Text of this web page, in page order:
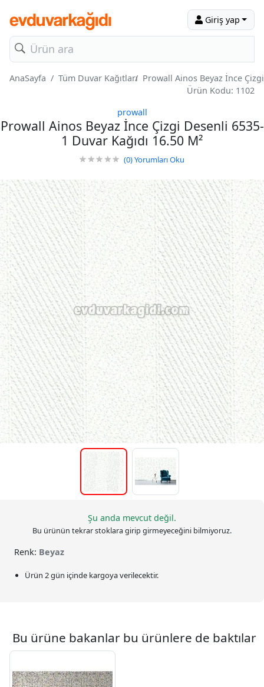
Giriş yap
AnaSayfa Tüm Duvar Kağıtları Prowall Ainos Beyaz İnce
Ürün Kodu: 1102
prowall
Prowall Ainos Beyaz İnce Çizgi Desenli 6535-
1 Duvar Kağıdı 16.50 M²
(0)Yorumları Oku
Şu anda mevcut değil.
Bu ürünün tekrar stoklara girip girmeyeceğini bilmiyoruz.
Renk: Beyaz
Ürün 2 gün içinde kargoya verilecektir.
Bu ürüne bakanlar bu ürünlere de baktılar